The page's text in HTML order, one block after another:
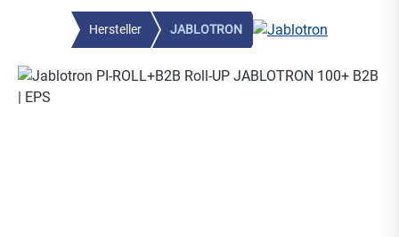
Hersteller JABLOTRON
Bildergalerie überspringen